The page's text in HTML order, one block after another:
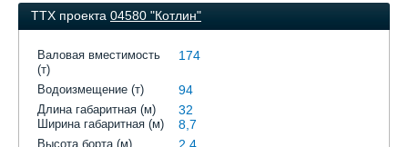
ТТХ проекта 04580 "Котлин"
Валовая вместимость
(т)
174
Водоизмещение (т) 94
Длина габаритная (м) 32
Ширина габаритная (м) 8,7
Высота борта (м) 2,4